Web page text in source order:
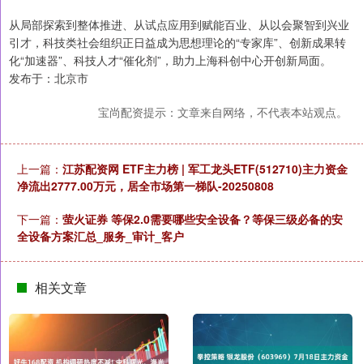
从局部探索到整体推进、从试点应用到赋能百业、从以会聚智到兴业
引才，科技类社会组织正日益成为思想理论的“专家库”、创新成果转
化“加速器”、科技人才“催化剂”，助力上海科创中心开创新局面。
发布于：北京市
宝尚配资提示：文章来自网络，不代表本站观点。
上一篇： 江苏配资网 ETF主力榜 | 军工龙头ETF(512710)主力资金
净流出2777.00万元，居全市场第一梯队-20250808
下一篇： 萤火证券 等保2.0需要哪些安全设备？等保三级必备的安
全设备方案汇总_服务_审计_客户
相关文章